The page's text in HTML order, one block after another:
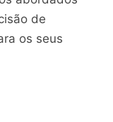
de
os seus